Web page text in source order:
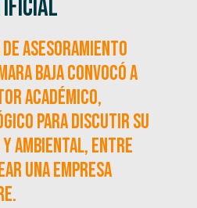
Asesoramiento
baja convocó a
académico,
para discutir su
ambiental, entre
una empresa